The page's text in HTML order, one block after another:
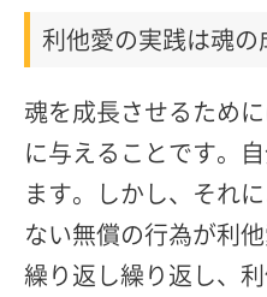
利他愛の実践は魂
魂を成長させるため
に与えることです。
ます。しかし、それ
ない無償の行為が利
繰り返し繰り返し、